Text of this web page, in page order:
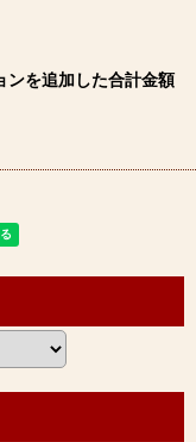
ンを追加した合計金額